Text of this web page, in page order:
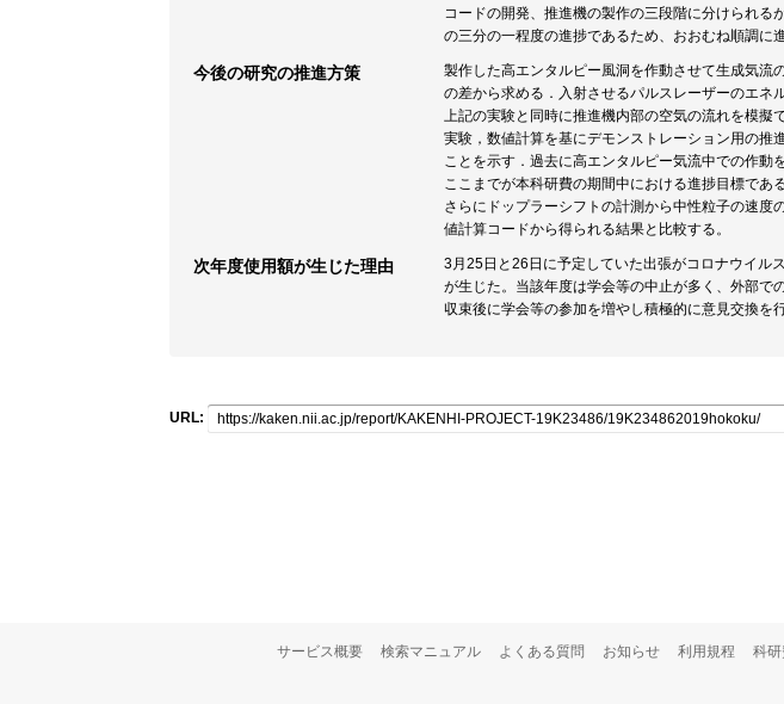
コードの開発、推進機の製作の三段階に分けられ
の三分の一程度の進捗であるため、おおむね順調に
今後の研究の推進方策
製作した高エンタルピー風洞を作動させて生成気流
の差から求める．入射させるパルスレーザーのエネ
上記の実験と同時に推進機内部の空気の流れを模擬
実験，数値計算を基にデモンストレーション用の推
ことを示す．過去に高エンタルピー気流中での作動
ここまでが本科研費の期間中における進捗目標であ
さらにドップラーシフトの計測から中性粒子の速
値計算コードから得られる結果と比較する。
次年度使用額が生じた理由
3月25日と26日に予定していた出張がコロナウイル
が生じた。当該年度は学会等の中止が多く、外部で
収束後に学会等の参加を増やし積極的に意見交換を
URL:
サービス概要 検索マニュアル よくある質問 お知らせ 利用規程 科